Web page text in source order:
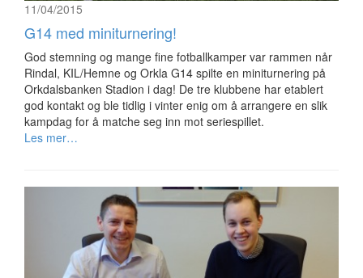
11/04/2015
G14 med miniturnering!
God stemning og mange fine fotballkamper var rammen når
Rindal, KIL/Hemne og Orkla G14 spilte en miniturnering på
Orkdalsbanken Stadion i dag! De tre klubbene har etablert
god kontakt og ble tidlig i vinter enig om å arrangere en slik
kampdag for å matche seg inn mot seriespillet.
Les mer…